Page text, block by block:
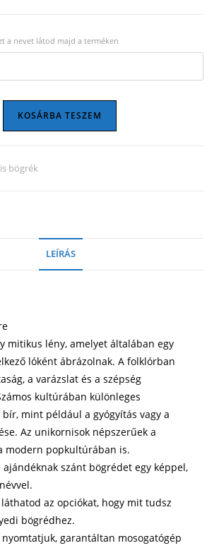
a nevet látod majd a terméken
KOSÁRBA TESZEM
bögrék
LEÍRÁS
mitikus lény, amelyet általában egy
lóként ábrázolnak. A folklórban
a varázslat és a szépség
kultúrában különleges
bír, mint például a gyógyítás vagy a
Az unikornisok népszerűek a
modern popkultúrában is.
ajándéknak szánt bögrédet egy képpel,
az opciókat, hogy mit tudsz
bögrédhez.
garantáltan mosogatógép